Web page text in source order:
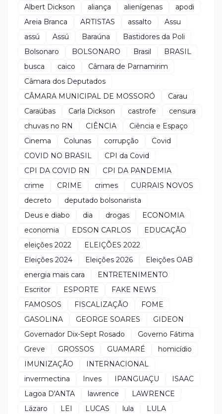
Albert Dickson
aliança alienígenas
apodi
Areia Branca
ARTISTAS assalto
Assu
assú
Assú Baraúna
Bastidores da Poli
Bolsonaro
BOLSONARO Brasil
BRASIL
busca
caico
Câmara de Parnamirim
Câmara dos Deputados
CÂMARA MUNICIPAL DE MOSSORÓ
Carau
Caraúbas
Carla Dickson castrofe
censura
chuvas no RN
CIÊNCIA
Ciência e Espaço
Cinema
Colunas corrupção
Covid
COVID NO BRASIL
CPI da Covid
CPI DA COVID RN
CPI DA PANDEMIA
crime
CRIME crimes
CURRAIS NOVOS
decreto
deputado bolsonarista
Deus e diabo
dia drogas
ECONOMIA
economia
EDSON CARLOS
EDUCAÇÃO
eleições 2022
ELEIÇÕES 2022
Eleições 2024
Eleições 2026
Eleições OAB
energia mais cara
ENTRETENIMENTO
Escritor
ESPORTE
FAKE NEWS
FAMOSOS
FISCALIZAÇÃO
FOME
GASOLINA
GEORGE SOARES
GIDEON
Governador Dix-Sept Rosado
Governo Fátima
Greve
GROSSOS GUAMARÉ
homicídio
IMUNIZAÇÃO
INTERNACIONAL
invermectina
Inves IPANGUAÇU
ISAAC
Lagoa D'ANTA
lawrence
LAWRENCE
Lázaro
LEI LUCAS lula
LULA